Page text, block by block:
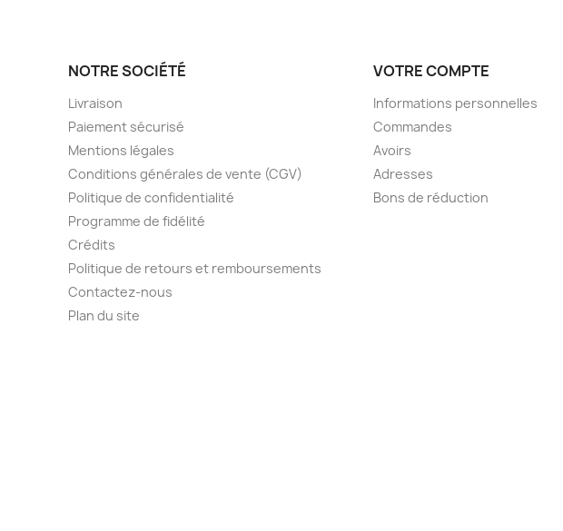
NOTRE SOCIÉTÉ
Livraison
Paiement sécurisé
Mentions légales
Conditions générales de vente (CGV)
Politique de confidentialité
Programme de fidélité
Crédits
Politique de retours et remboursements
Contactez-nous
Plan du site
VOTRE COMPTE
Informations personnelles
Commandes
Avoirs
Adresses
Bons de réduction